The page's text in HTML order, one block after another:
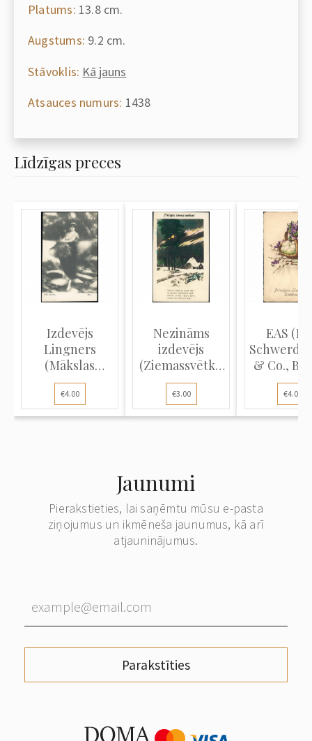
Platums: 13.8 cm.
Augstums: 9.2 cm.
Stāvoklis: Kā jauns
Atsauces numurs: 1438
Līdzīgas preces
Izdevējs
Lingners
(Mākslas
atklātne):
Vasaras...
€4.00
Nezināms
izdevējs
(Ziemassvētku
atklātne): Zi...
€3.00
EAS (E.
& Co.,
(Liel...
€4.00
Jaunumi
Pierakstieties, lai saņēmtu mūsu e-pasta
ziņojumus un ikmēneša jaunumus, kā arī
atjauninājumus.
Parakstīties